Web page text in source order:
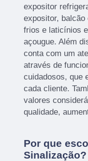
expositor
expositor,
frios e laticínios
açougue. Além
conta com um
através de
cuidadosos, que
cada cliente.
valores
qualidade,
Por que
Sinalização?